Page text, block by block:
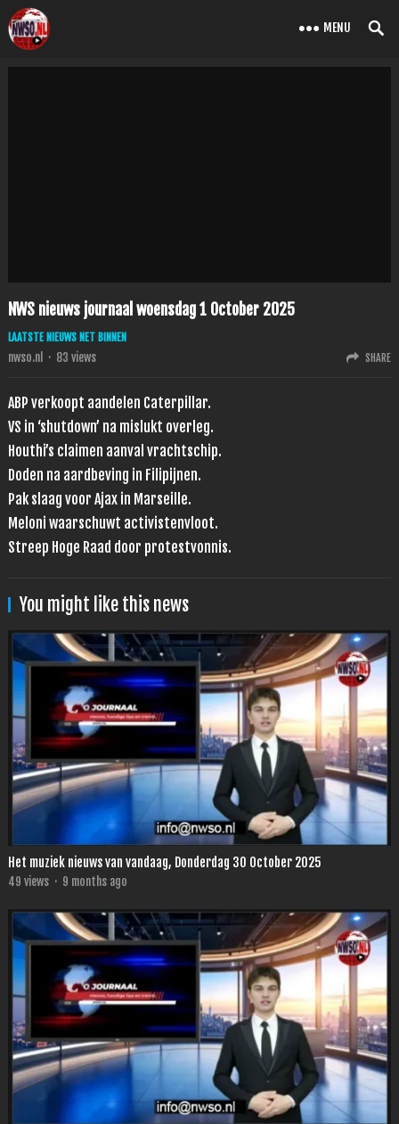
MENU
NWS nieuws journaal woensdag 1 October 2025
LAATSTE NIEUWS NET BINNEN
nwso.nl · 83 views SHARE
ABP verkoopt aandelen Caterpillar.
VS in ‘shutdown’ na mislukt overleg.
Houthi’s claimen aanval vrachtschip.
Doden na aardbeving in Filipijnen.
Pak slaag voor Ajax in Marseille.
Meloni waarschuwt activistenvloot.
Streep Hoge Raad door protestvonnis.
You might like this news
Het muziek nieuws van vandaag, Donderdag 30 October 2025
49 views · 9 months ago